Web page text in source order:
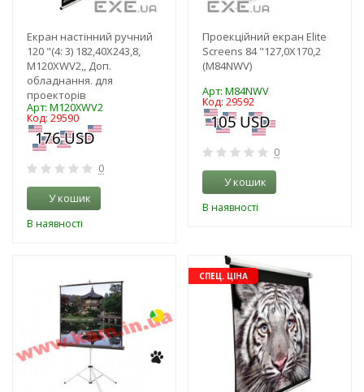
Екран настінний ручний
120 "(4: 3) 182,40Х243,8,
M120XWV2,, Доп.
обладнання. для
проекторів
Арт: M120XWV2
Код: 29590
0
У кошик
В наявності
Проекційний екран Elite
Screens 84 "127,0Х170,2
(M84NWV)
Арт: M84NWV
Код: 29592
0
У кошик
В наявності
СПЕЦ. ЦІНА